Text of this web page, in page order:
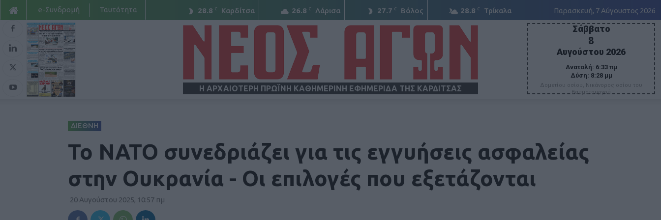
28.8 C Καρδίτσα 26.8 C Λάρισα 27.7 C Βόλος 28.8 C Τρίκαλα Παρασκευή, 7 Αύγουστος 2026
e-Συνδρομή Ταυτότητα
Η ΑΡΧΑΙΟΤΕΡΗ ΠΡΩΪΝΗ ΚΑΘΗΜΕΡΙΝΗ ΕΦΗΜΕΡΙΔΑ ΤΗΣ ΚΑΡΔΙΤΣΑΣ
ΑΓΩΝ
Σάββατο
8
Αυγούστου 2026
Ανατολή: 6:33 πμ
Δύση: 8:28 μμ
Δομετίου οσίου, Νικάνορος οσίου του
θαυματουργού
ΔΙΕΘΝΗ
Το ΝΑΤΟ συνεδριάζει για τις εγγυήσεις ασφαλείας
στην Ουκρανία - Οι επιλογές που εξετάζονται
20 Αυγούστου 2025, 10:57 πμ